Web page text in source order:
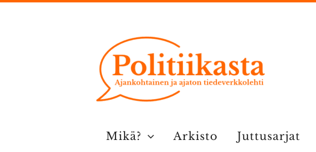
Mikä? Arkisto Juttusarjat